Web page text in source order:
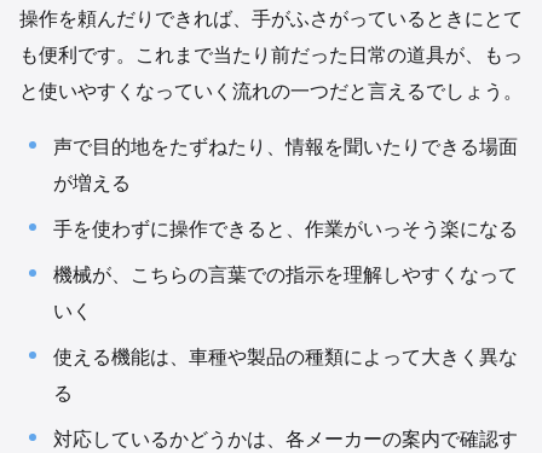
操作を頼んだりできれば、手がふさがっているときにとて
も便利です。これまで当たり前だった日常の道具が、もっ
と使いやすくなっていく流れの一つだと言えるでしょう。
声で目的地をたずねたり、情報を聞いたりできる場面
が増える
手を使わずに操作できると、作業がいっそう楽になる
機械が、こちらの言葉での指示を理解しやすくなって
いく
使える機能は、車種や製品の種類によって大きく異な
る
対応しているかどうかは、各メーカーの案内で確認す